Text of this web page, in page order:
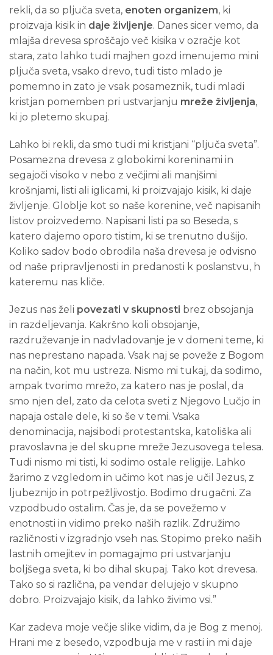
rekli, da so pljuča sveta, enoten organizem, ki
proizvaja kisik in daje življenje. Danes sicer vemo, da
mlajša drevesa sproščajo več kisika v ozračje kot
stara, zato lahko tudi majhen gozd imenujemo mini
pljuča sveta, vsako drevo, tudi tisto mlado je
pomemno in zato je vsak posameznik, tudi mladi
kristjan pomemben pri ustvarjanju mreže življenja,
ki jo pletemo skupaj.
Lahko bi rekli, da smo tudi mi kristjani “pljuča sveta”.
Posamezna drevesa z globokimi koreninami in
segajoči visoko v nebo z večjimi ali manjšimi
krošnjami, listi ali iglicami, ki proizvajajo kisik, ki daje
življenje. Globlje kot so naše korenine, več napisanih
listov proizvedemo. Napisani listi pa so Beseda, s
katero dajemo oporo tistim, ki se trenutno dušijo.
Koliko sadov bodo obrodila naša drevesa je odvisno
od naše pripravljenosti in predanosti k poslanstvu, h
kateremu nas kliče.
Jezus nas želi povezati v skupnosti brez obsojanja
in razdeljevanja. Kakršno koli obsojanje,
razdruževanje in nadvladovanje je v domeni teme, ki
nas neprestano napada. Vsak naj se poveže z Bogom
na način, kot mu ustreza. Nismo mi tukaj, da sodimo,
ampak tvorimo mrežo, za katero nas je poslal, da
smo njen del, zato da celota sveti z Njegovo Lučjo in
napaja ostale dele, ki so še v temi. Vsaka
denominacija, najsibodi protestantska, katoliška ali
pravoslavna je del skupne mreže Jezusovega telesa.
Tudi nismo mi tisti, ki sodimo ostale religije. Lahko
žarimo z vzgledom in učimo kot nas je učil Jezus, z
ljubeznijo in potrpežljivostjo. Bodimo drugačni. Za
vzpodbudo ostalim. Čas je, da se povežemo v
enotnosti in vidimo preko naših razlik. Združimo
različnosti v izgradnjo vseh nas. Stopimo preko naših
lastnih omejitev in pomagajmo pri ustvarjanju
boljšega sveta, ki bo dihal skupaj. Tako kot drevesa.
Tako so si različna, pa vendar delujejo v skupno
dobro. Proizvajajo kisik, da lahko živimo vsi.”
Kar zadeva moje večje slike vidim, da je Bog z menoj.
Hrani me z besedo, vzpodbuja me v rasti in mi daje